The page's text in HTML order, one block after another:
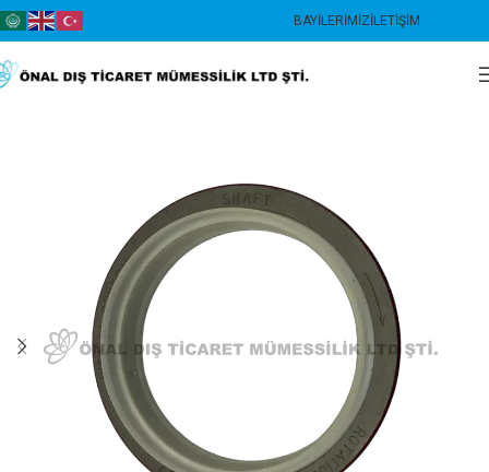
BAYILERIMIZİLETIŞIM